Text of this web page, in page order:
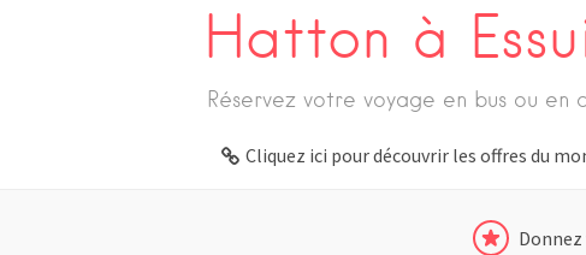
Hatton à
Réservez votre voyage en bus ou en
Cliquez ici pour découvrir les offres du